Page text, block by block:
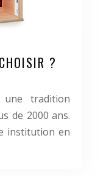
?
tradition
de 2000 ans.
institution en